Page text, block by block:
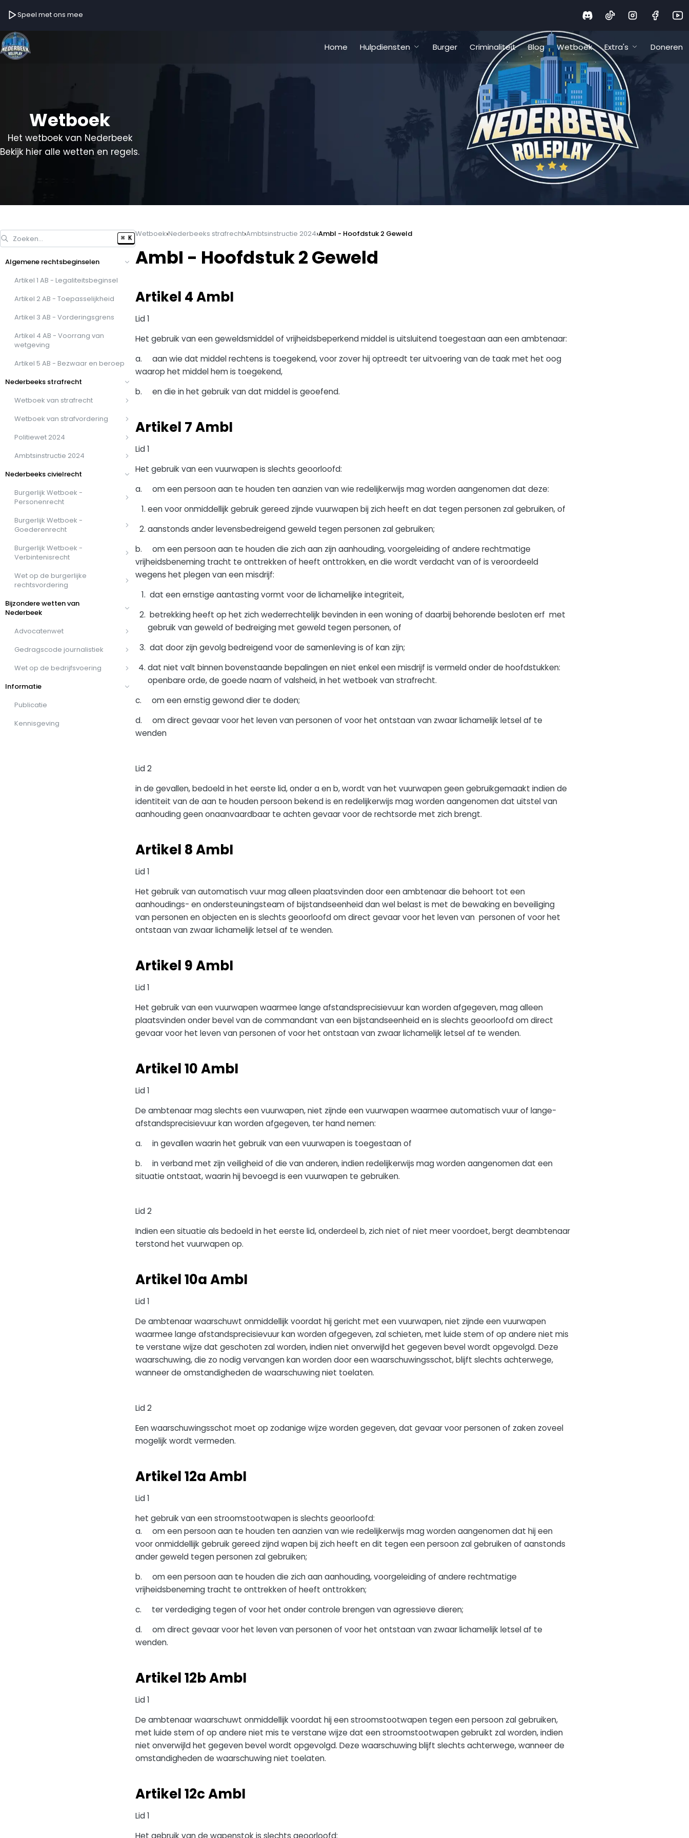
Speel met ons mee
Home Hulpdiensten Burger Criminaliteit Blog Wetboek Extra's Doneren
Wetboek
Het wetboek van Nederbeek
Bekijk hier alle wetten en regels.
Zoeken… ⌘ K
Algemene rechtsbeginselen
Artikel 1 AB - Legaliteitsbeginsel
Artikel 2 AB - Toepasselijkheid
Artikel 3 AB - Vorderingsgrens
Artikel 4 AB - Voorrang van
wetgeving
Artikel 5 AB - Bezwaar en beroep
Nederbeeks strafrecht
Wetboek van strafrecht
Wetboek van strafvordering
Politiewet 2024
Ambtsinstructie 2024
Nederbeeks civielrecht
Burgerlijk Wetboek -
Personenrecht
Burgerlijk Wetboek -
Goederenrecht
Burgerlijk Wetboek -
Verbintenisrecht
Wet op de burgerlijke
rechtsvordering
Bijzondere wetten van
Nederbeek
Advocatenwet
Gedragscode journalistiek
Wet op de bedrijfsvoering
Informatie
Publicatie
Kennisgeving
Wetboek›Nederbeeks strafrecht›Ambtsinstructie 2024›AmbI - Hoofdstuk 2 Geweld
AmbI - Hoofdstuk 2 Geweld
Artikel 4 AmbI
Lid 1
Het gebruik van een geweldsmiddel of vrijheidsbeperkend middel is uitsluitend toegestaan aan een ambtenaar:
a. aan wie dat middel rechtens is toegekend, voor zover hij optreedt ter uitvoering van de taak met het oog
waarop het middel hem is toegekend,
b. en die in het gebruik van dat middel is geoefend.
Artikel 7 AmbI
Lid 1
Het gebruik van een vuurwapen is slechts geoorloofd:
a. om een persoon aan te houden ten aanzien van wie redelijkerwijs mag worden aangenomen dat deze:
een voor onmiddellijk gebruik gereed zijnde vuurwapen bij zich heeft en dat tegen personen zal gebruiken, of
aanstonds ander levensbedreigend geweld tegen personen zal gebruiken;
b. om een persoon aan te houden die zich aan zijn aanhouding, voorgeleiding of andere rechtmatige
vrijheidsbeneming tracht te onttrekken of heeft onttrokken, en die wordt verdacht van of is veroordeeld
wegens het plegen van een misdrijf:
dat een ernstige aantasting vormt voor de lichamelijke integriteit,
betrekking heeft op het zich wederrechtelijk bevinden in een woning of daarbij behorende besloten erf met
gebruik van geweld of bedreiging met geweld tegen personen, of
dat door zijn gevolg bedreigend voor de samenleving is of kan zijn;
dat niet valt binnen bovenstaande bepalingen en niet enkel een misdrijf is vermeld onder de hoofdstukken:
openbare orde, de goede naam of valsheid, in het wetboek van strafrecht.
c. om een ernstig gewond dier te doden;
d. om direct gevaar voor het leven van personen of voor het ontstaan van zwaar lichamelijk letsel af te
wenden
Lid 2
in de gevallen, bedoeld in het eerste lid, onder a en b, wordt van het vuurwapen geen gebruikgemaakt indien de
identiteit van de aan te houden persoon bekend is en redelijkerwijs mag worden aangenomen dat uitstel van
aanhouding geen onaanvaardbaar te achten gevaar voor de rechtsorde met zich brengt.
Artikel 8 AmbI
Lid 1
Het gebruik van automatisch vuur mag alleen plaatsvinden door een ambtenaar die behoort tot een
aanhoudings- en ondersteuningsteam of bijstandseenheid dan wel belast is met de bewaking en beveiliging
van personen en objecten en is slechts geoorloofd om direct gevaar voor het leven van personen of voor het
ontstaan van zwaar lichamelijk letsel af te wenden.
Artikel 9 AmbI
Lid 1
Het gebruik van een vuurwapen waarmee lange afstandsprecisievuur kan worden afgegeven, mag alleen
plaatsvinden onder bevel van de commandant van een bijstandseenheid en is slechts geoorloofd om direct
gevaar voor het leven van personen of voor het ontstaan van zwaar lichamelijk letsel af te wenden.
Artikel 10 AmbI
Lid 1
De ambtenaar mag slechts een vuurwapen, niet zijnde een vuurwapen waarmee automatisch vuur of lange-
afstandsprecisievuur kan worden afgegeven, ter hand nemen:
a. in gevallen waarin het gebruik van een vuurwapen is toegestaan of
b. in verband met zijn veiligheid of die van anderen, indien redelijkerwijs mag worden aangenomen dat een
situatie ontstaat, waarin hij bevoegd is een vuurwapen te gebruiken.
Lid 2
Indien een situatie als bedoeld in het eerste lid, onderdeel b, zich niet of niet meer voordoet, bergt deambtenaar
terstond het vuurwapen op.
Artikel 10a AmbI
Lid 1
De ambtenaar waarschuwt onmiddellijk voordat hij gericht met een vuurwapen, niet zijnde een vuurwapen
waarmee lange afstandsprecisievuur kan worden afgegeven, zal schieten, met luide stem of op andere niet mis
te verstane wijze dat geschoten zal worden, indien niet onverwijld het gegeven bevel wordt opgevolgd. Deze
waarschuwing, die zo nodig vervangen kan worden door een waarschuwingsschot, blijft slechts achterwege,
wanneer de omstandigheden de waarschuwing niet toelaten.
Lid 2
Een waarschuwingsschot moet op zodanige wijze worden gegeven, dat gevaar voor personen of zaken zoveel
mogelijk wordt vermeden.
Artikel 12a AmbI
Lid 1
het gebruik van een stroomstootwapen is slechts geoorloofd:
a. om een persoon aan te houden ten aanzien van wie redelijkerwijs mag worden aangenomen dat hij een
voor onmiddellijk gebruik gereed zijnd wapen bij zich heeft en dit tegen een persoon zal gebruiken of aanstonds
ander geweld tegen personen zal gebruiken;
b. om een persoon aan te houden die zich aan aanhouding, voorgeleiding of andere rechtmatige
vrijheidsbeneming tracht te onttrekken of heeft onttrokken;
c. ter verdediging tegen of voor het onder controle brengen van agressieve dieren;
d. om direct gevaar voor het leven van personen of voor het ontstaan van zwaar lichamelijk letsel af te
wenden.
Artikel 12b AmbI
Lid 1
De ambtenaar waarschuwt onmiddellijk voordat hij een stroomstootwapen tegen een persoon zal gebruiken,
met luide stem of op andere niet mis te verstane wijze dat een stroomstootwapen gebruikt zal worden, indien
niet onverwijld het gegeven bevel wordt opgevolgd. Deze waarschuwing blijft slechts achterwege, wanneer de
omstandigheden de waarschuwing niet toelaten.
Artikel 12c AmbI
Lid 1
Het gebruik van de wapenstok is slechts geoorloofd: